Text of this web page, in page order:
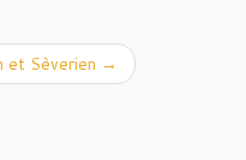
et Sèverien →